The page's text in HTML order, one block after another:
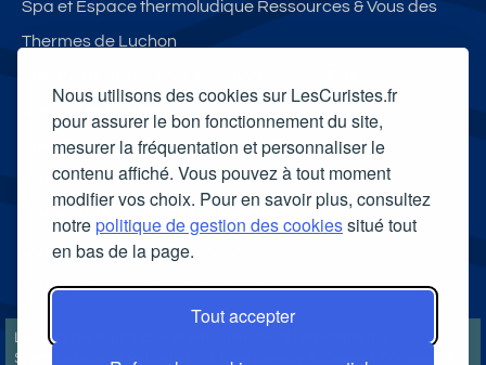
Nous utilisons des cookies sur LesCuristes.fr
pour assurer le bon fonctionnement du site,
mesurer la fréquentation et personnaliser le
contenu affiché. Vous pouvez à tout moment
modifier vos choix. Pour en savoir plus, consultez
notrepolitique de gestion des cookiessitué tout
en bas de la page.
Tout accepter
Spa et Espace thermoludique Ressources & Vous des
Thermes de Luchon
Spa thermal Les Bains de Casteljaloux
Carte cadeau spa Vichy
Carte cadeau spa Bagnoles-de-l'Orne
Carte cadeau spa Saubusse
Carte cadeau spa Châtel-Guyon
LesCuristes.fr participe et est conforme à l'ensemble des
Spécifications et Politiques du Transparency & Consent Framework